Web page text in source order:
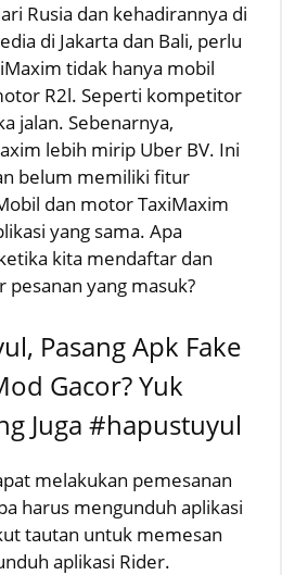
Rusia dan kehadirannya di
di Jakarta dan Bali, perlu
tidak hanya mobil
R2l. Seperti kompetitor
jalan. Sebenarnya,
lebih mirip Uber BV. Ini
belum memiliki fitur
dan motor TaxiMaxim
yang sama. Apa
kita mendaftar dan
yang masuk?
Pasang Apk Fake
Gacor? Yuk
Juga #hapustuyul
melakukan pemesanan
harus mengunduh aplikasi
tautan untuk memesan
aplikasi Rider.